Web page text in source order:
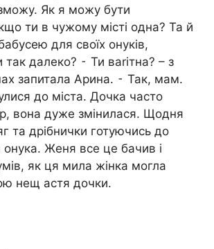
Як я можу бути
ти в чужому місті одна? Та й
для своїх онуків,
далеко? ⁃ Ти ваrітна? – з
запитала Арина. ⁃ Так, мам.
до міста. Дочка часто
вона дуже змінилася. Щодня
та дрібнички готуючись до
Женя все це бачив і
як ця мила жінка могла
нещ астя дочки.